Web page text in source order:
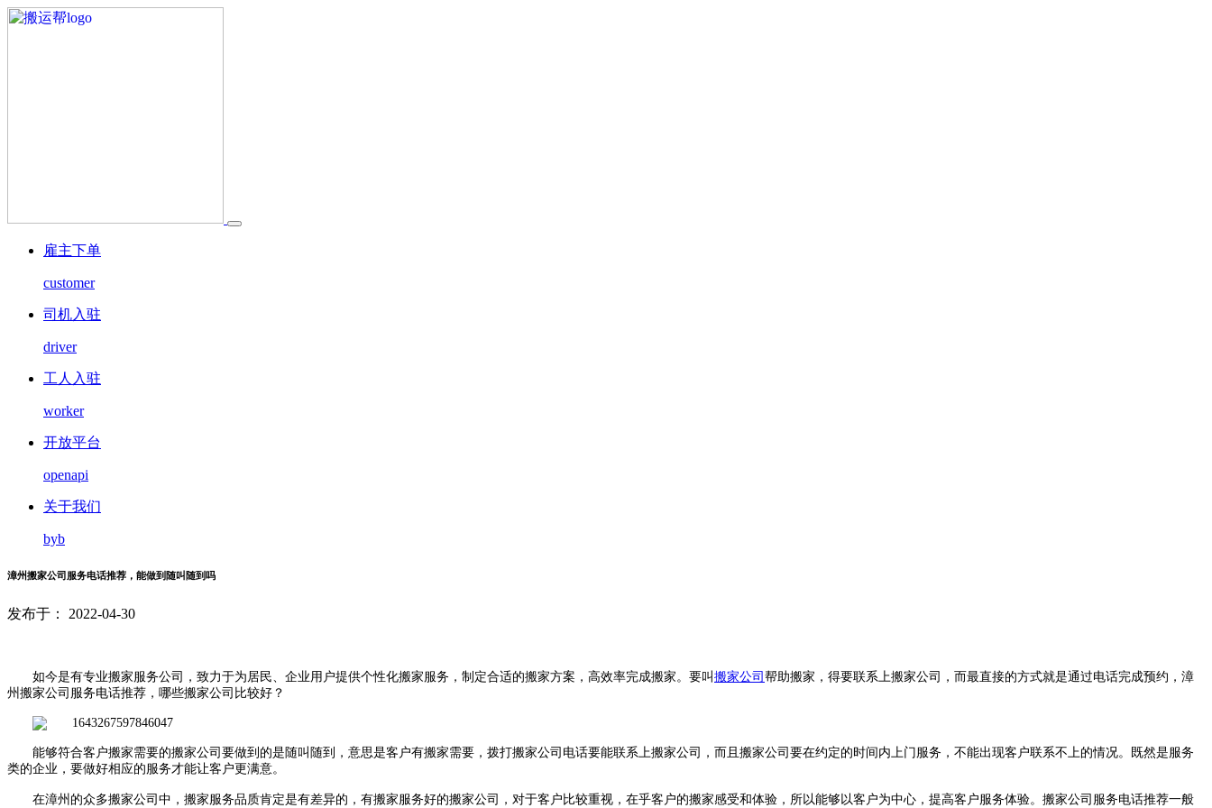
雇主下单
customer
司机入驻
driver
工人入驻
worker
开放平台
openapi
关于我们
byb
漳州搬家公司服务电话推荐，能做到随叫随到吗
发布于： 2022-04-30
如今是有专业搬家服务公司，致力于为居民、企业用户提供个性化搬家服务，制定合适的搬家方案，高效率完成搬家。要叫 搬家公司 帮助搬家，得要联系上搬家公司，而最直接的方式就是通过电话完成预约，漳
州 搬家公司服务电话推荐 ，哪些搬家公司比较好？
能够符合客户搬家需要的搬家公司要做到的是随叫随到，意思是客户有搬家需要，拨打搬家公司电话要能联系上搬家公司，而且搬家公司要在约定的时间内上门服务，不能出现客户联系不上的情况。既然是服务
类的企业，要做好相应的服务才能让客户更满意。
在漳州的众多搬家公司中，搬家服务品质肯定是有差异的，有搬家服务好的搬家公司，对于客户比较重视，在乎客户的搬家感受和体验，所以能够以客户为中心，提高客户服务体验。 搬家公司服务电话推荐一般